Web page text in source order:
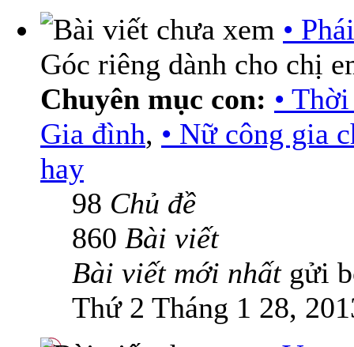
•
Góc riêng dành cho chị
Chuyên mục con: •
Gia đình, • Nữ công gia
hay
98 Chủ đề
860 Bài viết
Bài viết mới nhấtgửi
Thứ 2 Tháng 1 28,